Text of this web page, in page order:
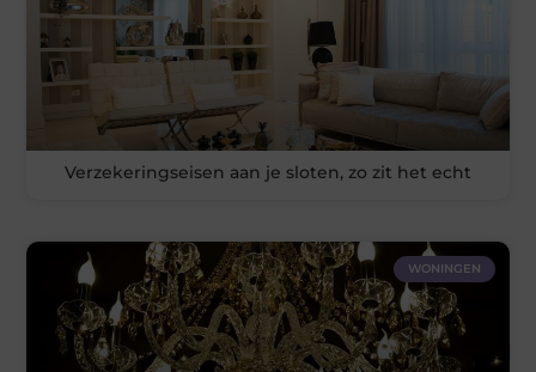
Verzekeringseisen aan je sloten, zo zit het echt
WONINGEN